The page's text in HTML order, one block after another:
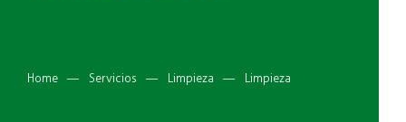
Sobrescribir
Home Servicios Limpieza Limpieza farmaceútica